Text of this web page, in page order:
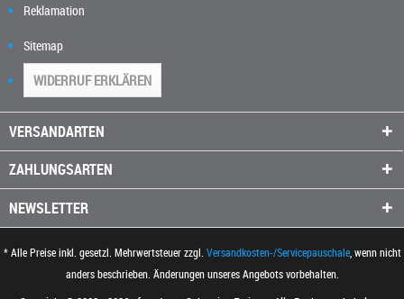
Reklamation
Sitemap
WIDERRUF ERKLÄREN
VERSANDARTEN
ZAHLUNGSARTEN
NEWSLETTER
* Alle Preise inkl. gesetzl. Mehrwertsteuer zzgl. Versandkosten-/Servicepauschale, wenn nicht
anders beschrieben. Änderungen unseres Angebots vorbehalten.